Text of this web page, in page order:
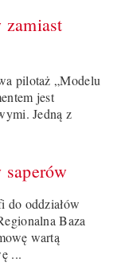
zamiast
pilotaż „Modelu
jest
Jedną z
saperów
do oddziałów
Baza
wartą
...